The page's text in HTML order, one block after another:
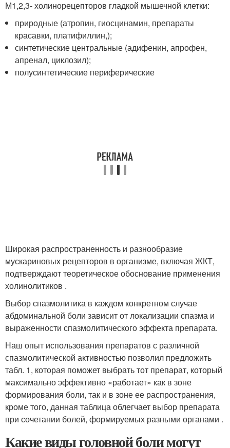
М1,2,3- холинорецепторов гладкой мышечной клетки:
природные (атропин, гиосцинамин, препараты
красавки, платифиллин,);
синтетические центральные (адифенин, апрофен,
апренал, циклозил);
полусинтетические периферические
Широкая распространенность и разнообразие
мускариновых рецепторов в организме, включая ЖКТ,
подтверждают теоретическое обоснование применения
холинолитиков .
Выбор спазмолитика в каждом конкретном случае
абдоминальной боли зависит от локализации спазма и
выраженности спазмолитического эффекта препарата.
Наш опыт использования препаратов с различной
спазмолитической активностью позволил предложить
табл. 1, которая поможет выбрать тот препарат, который
максимально эффективно «работает» как в зоне
формирования боли, так и в зоне ее распространения,
кроме того, данная таблица облегчает выбор препарата
при сочетании болей, формируемых разными органами .
Какие виды головной боли могут